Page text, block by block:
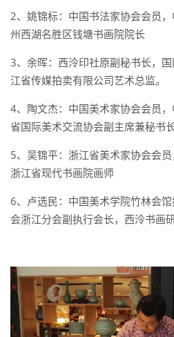
2、姚锦标：中国书法家协会会员
州西湖名胜区钱塘书画院院长
3、余晖：西泠印社原副秘书长，
江省传媒拍卖有限公司艺术总监。
4、陶文杰：中国美术家协会会员
省国际美术交流协会副主席兼秘书
5、吴锦平：浙江省美术家协会会员
浙江省现代书画院画师
6、卢选民：中国美术学院竹林会
会浙江分会副执行会长，西泠书画